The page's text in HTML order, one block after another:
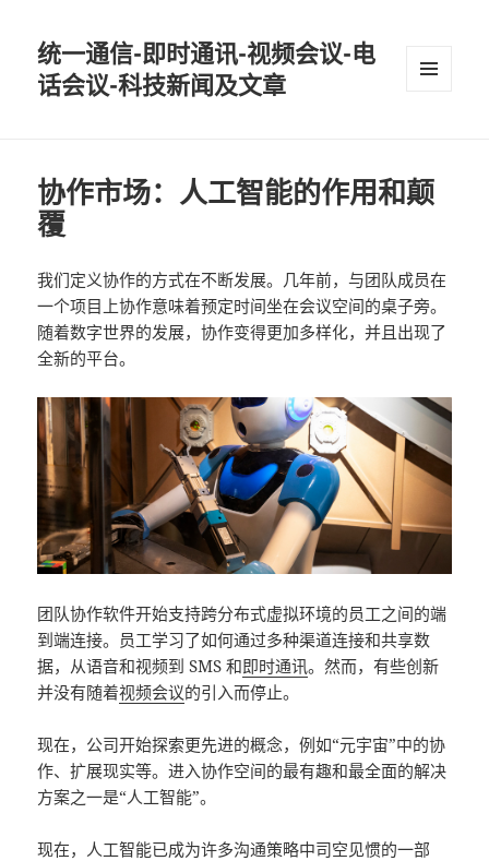
统一通信-即时通讯-视频会议-电
话会议-科技新闻及文章
协作市场：人工智能的作用和颠
覆
我们定义协作的方式在不断发展。几年前，与团队成员在
一个项目上协作意味着预定时间坐在会议空间的桌子旁。
随着数字世界的发展，协作变得更加多样化，并且出现了
全新的平台。
团队协作软件开始支持跨分布式虚拟环境的员工之间的端
到端连接。员工学习了如何通过多种渠道连接和共享数
据，从语音和视频到 SMS 和即时通讯。然而，有些创新
并没有随着视频会议的引入而停止。
现在，公司开始探索更先进的概念，例如“元宇宙”中的协
作、扩展现实等。进入协作空间的最有趣和最全面的解决
方案之一是“人工智能”。
现在，人工智能已成为许多沟通策略中司空见惯的一部